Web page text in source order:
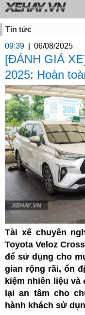
Tin tức
09:39
06/08/2025
[ĐÁNH GIÁ
2025: Hoàn
Tài xế chuyên
Toyota Veloz
để sử dụng cho
gian rộng rãi, ổn
kiệm nhiên liệu và
lại an tâm cho
hành khách sử